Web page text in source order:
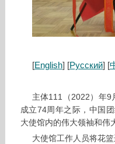
[English] [Русский] [
主体111（2022）年9
成立74周年之际，中国
大使馆内的伟大领袖和伟
大使馆工作人员将